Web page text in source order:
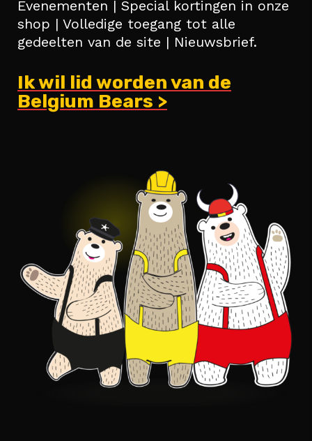
Evenementen | Special kortingen in onze
shop | Volledige toegang tot alle
gedeelten van de site | Nieuwsbrief.
Ik wil lid worden van de
Belgium Bears >